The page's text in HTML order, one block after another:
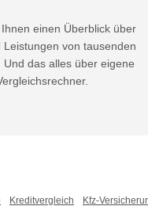
einen Überblick über
Leistungen von tausenden
Und das alles über eigene
Kreditvergleich Kfz-